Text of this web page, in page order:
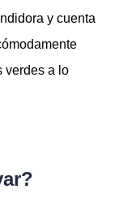
y cuenta
verdes a lo